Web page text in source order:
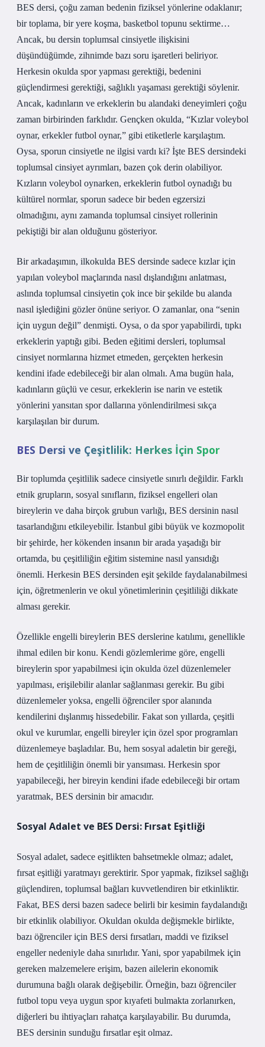
BES dersi, çoğu zaman bedenin fiziksel yönlerine odaklanır;
bir toplama, bir yere koşma, basketbol topunu sektirme…
Ancak, bu dersin toplumsal cinsiyetle ilişkisini
düşündüğümde, zihnimde bazı soru işaretleri beliriyor.
Herkesin okulda spor yapması gerektiği, bedenini
güçlendirmesi gerektiği, sağlıklı yaşaması gerektiği söylenir.
Ancak, kadınların ve erkeklerin bu alandaki deneyimleri çoğu
zaman birbirinden farklıdır. Gençken okulda, “Kızlar voleybol
oynar, erkekler futbol oynar,” gibi etiketlerle karşılaştım.
Oysa, sporun cinsiyetle ne ilgisi vardı ki? İşte BES dersindeki
toplumsal cinsiyet ayrımları, bazen çok derin olabiliyor.
Kızların voleybol oynarken, erkeklerin futbol oynadığı bu
kültürel normlar, sporun sadece bir beden egzersizi
olmadığını, aynı zamanda toplumsal cinsiyet rollerinin
pekiştiği bir alan olduğunu gösteriyor.
Bir arkadaşımın, ilkokulda BES dersinde sadece kızlar için
yapılan voleybol maçlarında nasıl dışlandığını anlatması,
aslında toplumsal cinsiyetin çok ince bir şekilde bu alanda
nasıl işlediğini gözler önüne seriyor. O zamanlar, ona “senin
için uygun değil” denmişti. Oysa, o da spor yapabilirdi, tıpkı
erkeklerin yaptığı gibi. Beden eğitimi dersleri, toplumsal
cinsiyet normlarına hizmet etmeden, gerçekten herkesin
kendini ifade edebileceği bir alan olmalı. Ama bugün hala,
kadınların güçlü ve cesur, erkeklerin ise narin ve estetik
yönlerini yansıtan spor dallarına yönlendirilmesi sıkça
karşılaşılan bir durum.
BES Dersi ve Çeşitlilik: Herkes İçin Spor
Bir toplumda çeşitlilik sadece cinsiyetle sınırlı değildir. Farklı
etnik grupların, sosyal sınıfların, fiziksel engelleri olan
bireylerin ve daha birçok grubun varlığı, BES dersinin nasıl
tasarlandığını etkileyebilir. İstanbul gibi büyük ve kozmopolit
bir şehirde, her kökenden insanın bir arada yaşadığı bir
ortamda, bu çeşitliliğin eğitim sistemine nasıl yansıdığı
önemli. Herkesin BES dersinden eşit şekilde faydalanabilmesi
için, öğretmenlerin ve okul yönetimlerinin çeşitliliği dikkate
alması gerekir.
Özellikle engelli bireylerin BES derslerine katılımı, genellikle
ihmal edilen bir konu. Kendi gözlemlerime göre, engelli
bireylerin spor yapabilmesi için okulda özel düzenlemeler
yapılması, erişilebilir alanlar sağlanması gerekir. Bu gibi
düzenlemeler yoksa, engelli öğrenciler spor alanında
kendilerini dışlanmış hissedebilir. Fakat son yıllarda, çeşitli
okul ve kurumlar, engelli bireyler için özel spor programları
düzenlemeye başladılar. Bu, hem sosyal adaletin bir gereği,
hem de çeşitliliğin önemli bir yansıması. Herkesin spor
yapabileceği, her bireyin kendini ifade edebileceği bir ortam
yaratmak, BES dersinin bir amacıdır.
Sosyal Adalet ve BES Dersi: Fırsat Eşitliği
Sosyal adalet, sadece eşitlikten bahsetmekle olmaz; adalet,
fırsat eşitliği yaratmayı gerektirir. Spor yapmak, fiziksel sağlığı
güçlendiren, toplumsal bağları kuvvetlendiren bir etkinliktir.
Fakat, BES dersi bazen sadece belirli bir kesimin faydalandığı
bir etkinlik olabiliyor. Okuldan okulda değişmekle birlikte,
bazı öğrenciler için BES dersi fırsatları, maddi ve fiziksel
engeller nedeniyle daha sınırlıdır. Yani, spor yapabilmek için
gereken malzemelere erişim, bazen ailelerin ekonomik
durumuna bağlı olarak değişebilir. Örneğin, bazı öğrenciler
futbol topu veya uygun spor kıyafeti bulmakta zorlanırken,
diğerleri bu ihtiyaçları rahatça karşılayabilir. Bu durumda,
BES dersinin sunduğu fırsatlar eşit olmaz.